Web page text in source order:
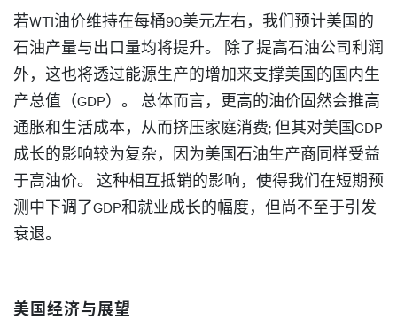
若WTI油价维持在每桶90美元左右，我们预计美国的
石油产量与出口量均将提升。 除了提高石油公司利润
外，这也将透过能源生产的增加来支撑美国的国内生
产总值（GDP）。 总体而言，更高的油价固然会推高
通胀和生活成本，从而挤压家庭消费; 但其对美国GDP
成长的影响较为复杂，因为美国石油生产商同样受益
于高油价。 这种相互抵销的影响，使得我们在短期预
测中下调了GDP和就业成长的幅度，但尚不至于引发
衰退。
美国经济与展望